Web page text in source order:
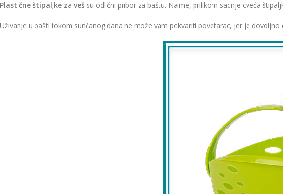
Plastične štipaljke za veš su odlični pribor za baštu. Naime, prilikom sadnje cveća
Uživanje u bašti tokom sunčanog dana ne može vam pokvariti povetarac, jer je